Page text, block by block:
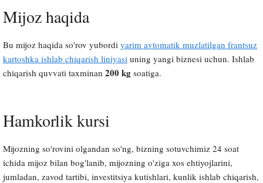
Mijoz haqida
Bu mijoz haqida so'rov yubordi yarim avtomatik muzlatilgan frantsuz
kartoshka ishlab chiqarish liniyasi uning yangi biznesi uchun. Ishlab
chiqarish quvvati taxminan 200 kg soatiga.
Hamkorlik kursi
Mijozning so'rovini olgandan so'ng, bizning sotuvchimiz 24 soat
ichida mijoz bilan bog'lanib, mijozning o'ziga xos ehtiyojlarini,
jumladan, zavod tartibi, investitsiya kutishlari, kunlik ishlab chiqarish,